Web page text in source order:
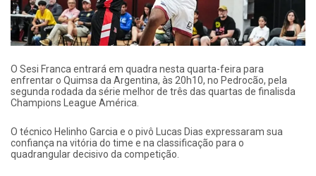
O Sesi Franca entrará em quadra nesta quarta-feira para
enfrentar o Quimsa da Argentina, às 20h10, no Pedrocão, pela
segunda rodada da série melhor de três das quartas de finalisda
Champions League América.
O técnico Helinho Garcia e o pivô Lucas Dias expressaram sua
confiança na vitória do time e na classificação para o
quadrangular decisivo da competição.